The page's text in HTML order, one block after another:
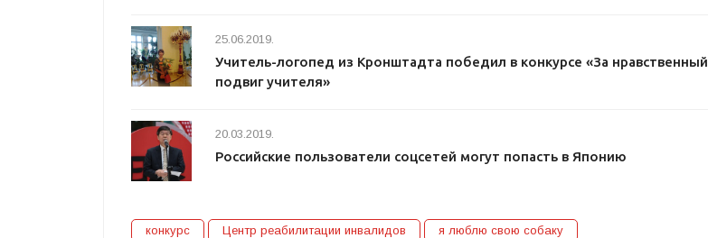
25.06.2019.
Учитель-логопед из Кронштадта победил в конкурсе «За нравственный
подвиг учителя»
20.03.2019.
Российские пользователи соцсетей могут попасть в Японию
конкурс Центр реабилитации инвалидов я люблю свою собаку